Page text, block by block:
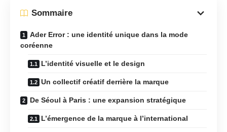
Sommaire
Ader Error : une identité unique dans la mode
coréenne
L’identité visuelle et le design
Un collectif créatif derrière la marque
De Séoul à Paris : une expansion stratégique
L’émergence de la marque à l’international